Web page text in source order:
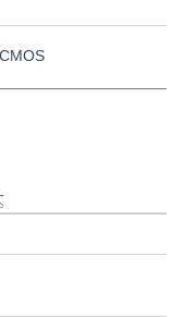
pixel)
Arthroscope/